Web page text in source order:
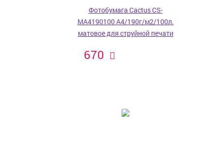
Фотобумага Cactus CS-
MA4190100 A4/190г/м2/100л.
матовое для струйной печати
670